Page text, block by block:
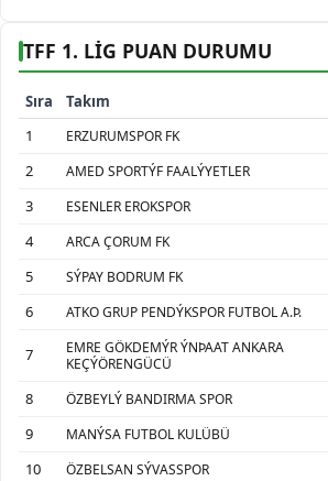
TFF 1. LİG PUAN DURUMU
Sıra Takım
1
ERZURUMSPOR FK
2
AMED SPORTÝF FAALÝYETLER
3
ESENLER EROKSPOR
4
ARCA ÇORUM FK
5
SÝPAY BODRUM FK
6
ATKO GRUP PENDÝKSPOR FUTBOL A.Þ.
7
EMRE GÖKDEMÝR ÝNÞAAT ANKARA
KEÇÝÖRENGÜCÜ
8 ÖZBEYLÝ BANDIRMA SPOR
9
MANÝSA FUTBOL KULÜBÜ
10
ÖZBELSAN SÝVASSPOR